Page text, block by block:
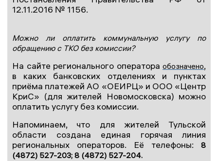
12.11.2016 № 1156.
Можно ли оплатить коммунальную услугу по
обращению с ТКО без комиссии?
На сайте регионального оператора обозначено,
в каких банковских отделениях и пунктах
приёма платежей АО «ОЕИРЦ» и ООО «Центр
КриС» (для жителей Новомосковска) можно
оплатить услугу без комиссии.
Напоминаем, что для жителей Тульской
области создана единая горячая линия
региональных операторов. Её телефоны: 8
(4872) 527-203; 8 (4872) 527-204.